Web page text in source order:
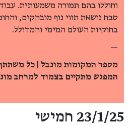
וחוללו בהם תמורה משמעותית.
סבח נושאת תווי נוף מובהקים,
בחוקיות העולם המימי והמדולל.
—
מספר המקומות מוגבל | כל
המפגש מתקיים בצמוד למרחב
פרטי האירוע
23/1/25 חמישי